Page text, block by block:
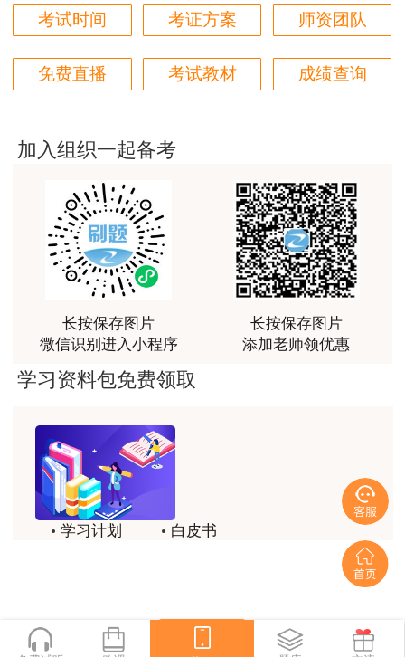
一级建造师项目管理预习入门核心知识点：职
业健康安全管理体系与环境管理体系的建立和运行
一级建造师项目管理预习入门核心知识点：建
一级建造师项目管理预习入门核心知识点：建
设工程现场文明施工的措施
一级建造师项目管理预习入门核心知识点：总
价合同的应用
内容不断更新中……
以上是一建项目管理预习入门核心知识点，跟
造师预习课程已开通，跟着网校师资脚步，乘风前
用户m5****66
3位老师，讲的都非常的好，
用户m5****66
用户m9****88
建设工程教育网很给力，课程逻辑清晰，老师讲解通
俗易懂，重点突出，模拟题质量高，押题卷压中的知
识点很多，尤其是实务简答题秘籍压中将近70%的小
问，让小白学员也能一次过四门，十分给力，值得推
荐[强][强]
感谢教育网的多年支持与培养。
用户m9****66
用户m9****66
老师讲课认真负责，要点突出；我考试通过了。
用户ch****15
达老师的课程讲的非常好
用户s****02
考试时间 考证方案 师资团队
免费直播 考试教材 成绩查询
加入组织一起备考
长按保存图片
微信识别进入小程序
长按保存图片
添加老师领优惠
学习资料包免费领取
学习计划
白皮书